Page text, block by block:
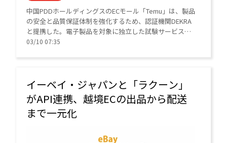
中国PDDホールディングスのECモール「Temu」は、製品
の安全と品質保証体制を強化するため、認証機関DEKRA
と提携した。電子製品を対象に独立した試験サービスを
提供し、2026年はコンプライアンス分野へ前年比2倍と
03/10 07:35
イーベイ・ジャパンと「ラクーン」
がAPI連携、越境ECの出品から配送
まで一元化